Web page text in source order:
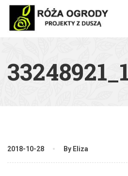
2018-10-28 By Eliza